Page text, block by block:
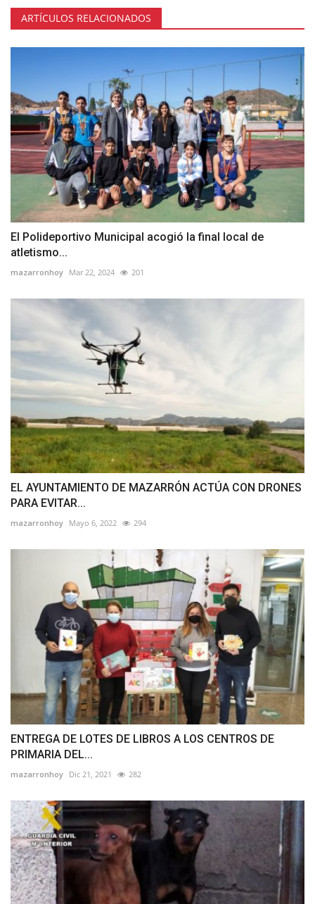
ARTÍCULOS RELACIONADOS
El Polideportivo Municipal acogió la final local de
atletismo...
mazarronhoy Mar 22, 2024 201
EL AYUNTAMIENTO DE MAZARRÓN ACTÚA CON DRONES
PARA EVITAR...
mazarronhoy Mayo 6, 2022 294
ENTREGA DE LOTES DE LIBROS A LOS CENTROS DE
PRIMARIA DEL...
mazarronhoy Dic 21, 2021 282